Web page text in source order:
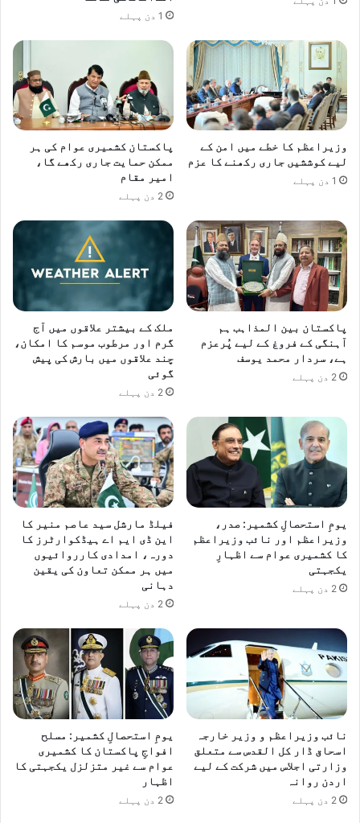
1 دن پہلے
وزیراعظم کا خطے میں امن کے
لیے کوششیں جاری رکھنے کا عزم
1 دن پہلے
پاکستان کشمیری عوام کی ہر
ممکن حمایت جاری رکھے گا،
امیر مقام
2 دن پہلے
پاکستان بین المذاہب ہم
آہنگی کے فروغ کے لیے پُرعزم
ہے، سردار محمد یوسف
2 دن پہلے
ملک کے بیشتر علاقوں میں آج
گرم اور مرطوب موسم کا امکان،
چند علاقوں میں بارش کی پیش
گوئی
2 دن پہلے
یومِ استحصالِ کشمیر: صدر،
وزیراعظم اور نائب وزیراعظم
کا کشمیری عوام سے اظہارِ
یکجہتی
2 دن پہلے
فیلڈ مارشل سید عاصم منیر کا
این ڈی ایم اے ہیڈکوارٹرز کا
دورہ، امدادی کارروائیوں
میں ہر ممکن تعاون کی یقین
دہانی
2 دن پہلے
نائب وزیراعظم و وزیر خارجہ
اسحاق ڈار کل القدس سے متعلق
وزارتی اجلاس میں شرکت کے لیے
اردن روانہ
2 دن پہلے
یومِ استحصالِ کشمیر: مسلح
افواجِ پاکستان کا کشمیری
عوام سے غیر متزلزل یکجہتی کا
اظہار
2 دن پہلے